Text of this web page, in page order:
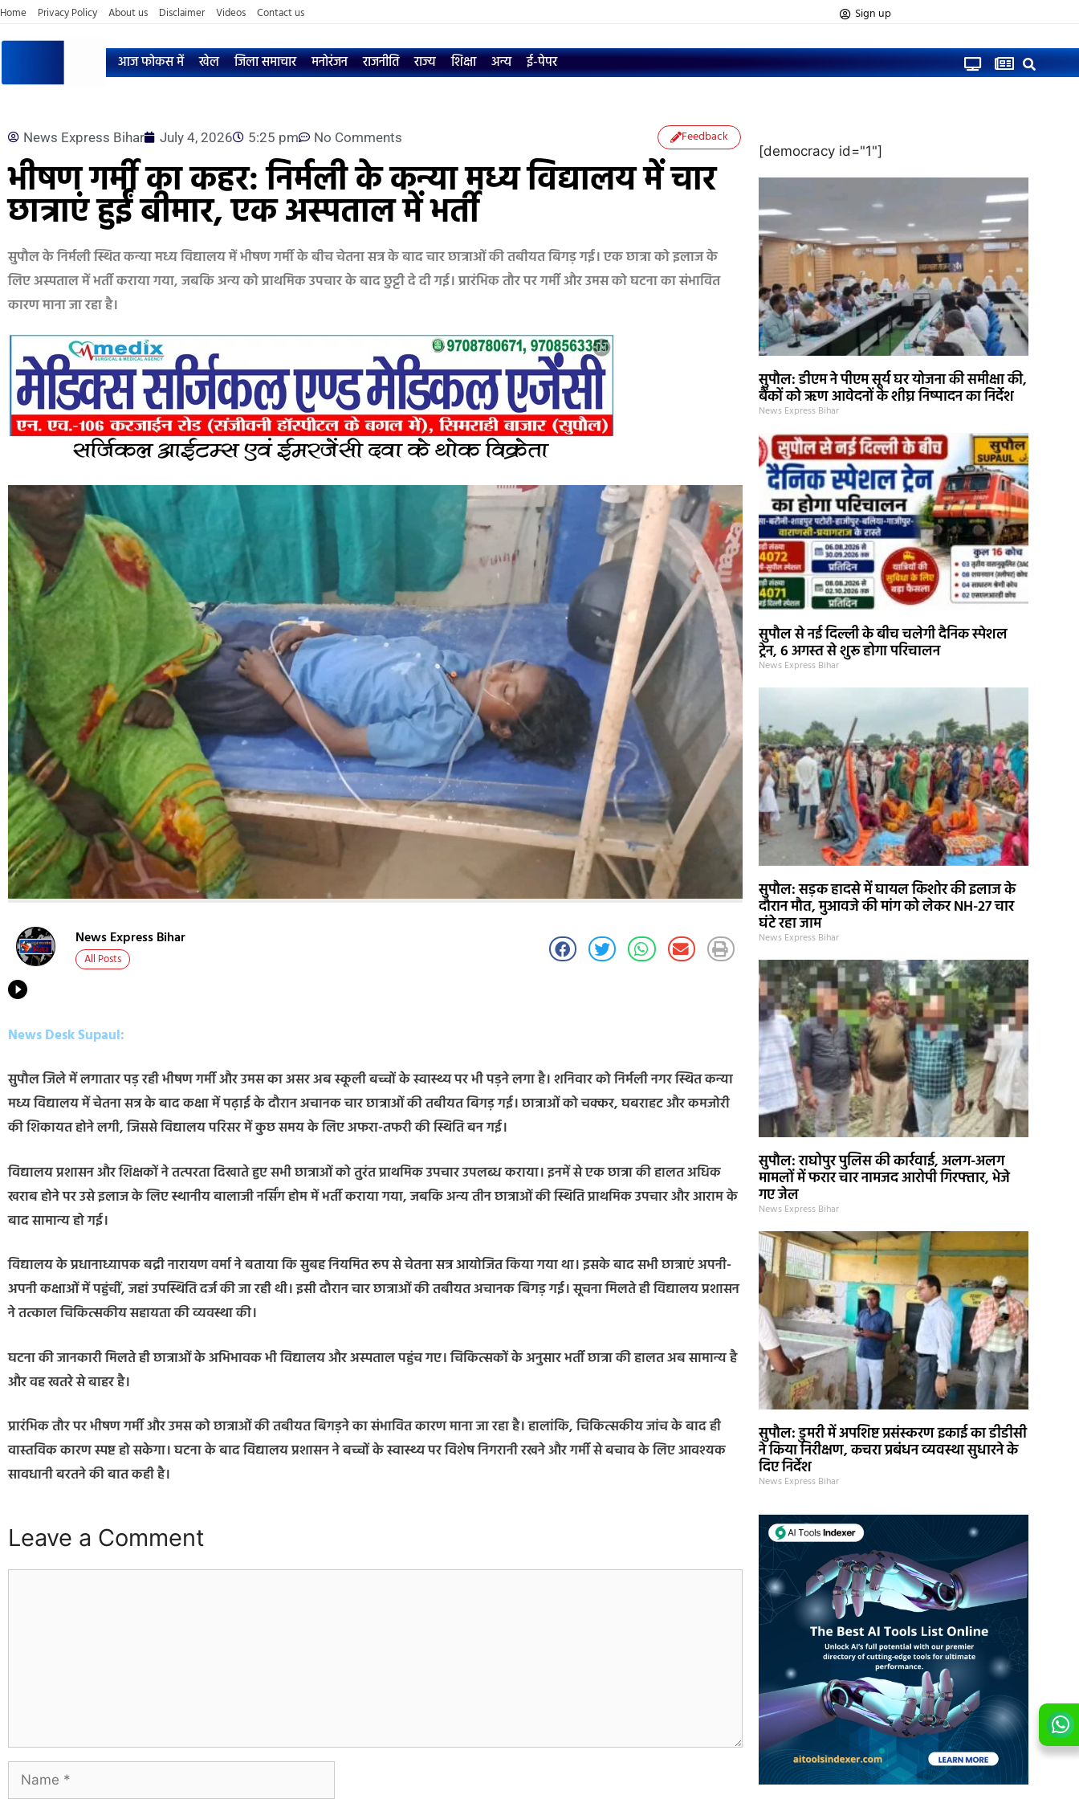
Home Privacy Policy About us Disclaimer Videos Contact us Sign up
आज फोकस में खेल जिला समाचार मनोरंजन राजनीति राज्य शिक्षा अन्य ई-पेपर
News Express Bihar July 4, 2026 5:25 pm No Comments Feedback
भीषण गर्मी का कहर: निर्मली के कन्या मध्य विद्यालय में चार
छात्राएं हुईं बीमार, एक अस्पताल में भर्ती
सुपौल के निर्मली स्थित कन्या मध्य विद्यालय में भीषण गर्मी के बीच चेतना सत्र के बाद चार छात्राओं की तबीयत बिगड़ गई। एक छात्रा को इलाज के
लिए अस्पताल में भर्ती कराया गया, जबकि अन्य को प्राथमिक उपचार के बाद छुट्टी दे दी गई। प्रारंभिक तौर पर गर्मी और उमस को घटना का संभावित
कारण माना जा रहा है।
News Express Bihar
All Posts
News Desk Supaul:
सुपौल जिले में लगातार पड़ रही भीषण गर्मी और उमस का असर अब स्कूली बच्चों के स्वास्थ्य पर भी पड़ने लगा है। शनिवार को निर्मली नगर स्थित कन्या
मध्य विद्यालय में चेतना सत्र के बाद कक्षा में पढ़ाई के दौरान अचानक चार छात्राओं की तबीयत बिगड़ गई। छात्राओं को चक्कर, घबराहट और कमजोरी
की शिकायत होने लगी, जिससे विद्यालय परिसर में कुछ समय के लिए अफरा-तफरी की स्थिति बन गई।
विद्यालय प्रशासन और शिक्षकों ने तत्परता दिखाते हुए सभी छात्राओं को तुरंत प्राथमिक उपचार उपलब्ध कराया। इनमें से एक छात्रा की हालत अधिक
खराब होने पर उसे इलाज के लिए स्थानीय बालाजी नर्सिंग होम में भर्ती कराया गया, जबकि अन्य तीन छात्राओं की स्थिति प्राथमिक उपचार और आराम के
बाद सामान्य हो गई।
विद्यालय के प्रधानाध्यापक बद्री नारायण वर्मा ने बताया कि सुबह नियमित रूप से चेतना सत्र आयोजित किया गया था। इसके बाद सभी छात्राएं अपनी-
अपनी कक्षाओं में पहुंचीं, जहां उपस्थिति दर्ज की जा रही थी। इसी दौरान चार छात्राओं की तबीयत अचानक बिगड़ गई। सूचना मिलते ही विद्यालय प्रशासन
ने तत्काल चिकित्सकीय सहायता की व्यवस्था की।
घटना की जानकारी मिलते ही छात्राओं के अभिभावक भी विद्यालय और अस्पताल पहुंच गए। चिकित्सकों के अनुसार भर्ती छात्रा की हालत अब सामान्य है
और वह खतरे से बाहर है।
प्रारंभिक तौर पर भीषण गर्मी और उमस को छात्राओं की तबीयत बिगड़ने का संभावित कारण माना जा रहा है। हालांकि, चिकित्सकीय जांच के बाद ही
वास्तविक कारण स्पष्ट हो सकेगा। घटना के बाद विद्यालय प्रशासन ने बच्चों के स्वास्थ्य पर विशेष निगरानी रखने और गर्मी से बचाव के लिए आवश्यक
सावधानी बरतने की बात कही है।
Leave a Comment
[democracy id="1"]
सुपौल: डीएम ने पीएम सूर्य घर योजना की समीक्षा की,
बैंकों को ऋण आवेदनों के शीघ्र निष्पादन का निर्देश
News Express Bihar
सुपौल से नई दिल्ली के बीच चलेगी दैनिक स्पेशल
ट्रेन, 6 अगस्त से शुरू होगा परिचालन
News Express Bihar
सुपौल: सड़क हादसे में घायल किशोर की इलाज के
दौरान मौत, मुआवजे की मांग को लेकर NH-27 चार
घंटे रहा जाम
News Express Bihar
सुपौल: राघोपुर पुलिस की कार्रवाई, अलग-अलग
मामलों में फरार चार नामजद आरोपी गिरफ्तार, भेजे
गए जेल
News Express Bihar
सुपौल: डुमरी में अपशिष्ट प्रसंस्करण इकाई का डीडीसी
ने किया निरीक्षण, कचरा प्रबंधन व्यवस्था सुधारने के
दिए निर्देश
News Express Bihar